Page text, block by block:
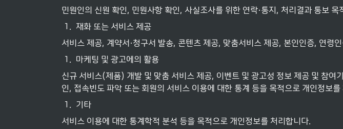
민원인의 신원 확인, 민원사항 확인, 사실조사를 위한 연락·통지, 처리결과 통보 목
1
재화 또는 서비스 제공
서비스 제공, 계약서·청구서 발송, 콘텐츠 제공, 맞춤서비스 제공, 본인인증, 연령
1
마케팅 및 광고에의 활용
신규 서비스(제품) 개발 및 맞춤 서비스 제공, 이벤트 및 광고성 정보 제공 및 참
인, 접속빈도 파악 또는 회원의 서비스 이용에 대한 통계 등을 목적으로 개인정보를
1
기타
서비스 이용에 대한 통계학적 분석 등을 목적으로 개인정보를 처리합니다.